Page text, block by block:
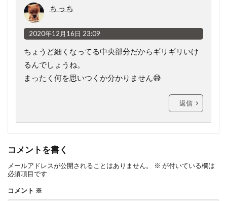
ちっち
2020年12月16日 23:09
ちょうど細くなってる中央部分だからギリギリいけ
るんでしょうね。
まったく何を思いつくか分かりません😅
返信
コメントを書く
メールアドレスが公開されることはありません。 ※ が付いている欄は
必須項目です
コメント ※